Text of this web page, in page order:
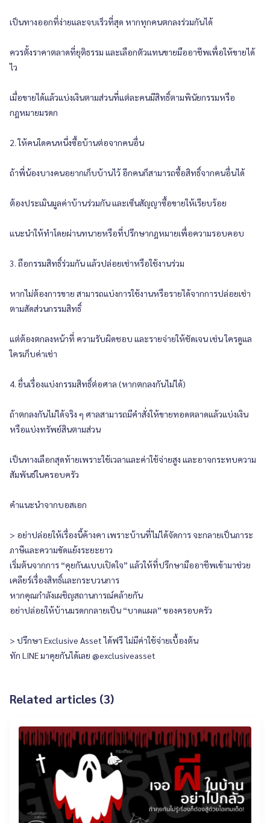
เป็นทางออกที่ง่ายและจบเร็วที่สุด หากทุกคนตกลงร่วมกันได้
ควรตั้งราคาตลาดที่ยุติธรรม และเลือกตัวแทนขายมืออาชีพเพื่อให้ขายได้
ไว
เมื่อขายได้แล้วแบ่งเงินตามส่วนที่แต่ละคนมีสิทธิ์ตามพินัยกรรมหรือ
กฎหมายมรดก
2. ให้คนใดคนหนึ่งซื้อบ้านต่อจากคนอื่น
ถ้าพี่น้องบางคนอยากเก็บบ้านไว้ อีกคนก็สามารถซื้อสิทธิ์จากคนอื่นได้
ต้องประเมินมูลค่าบ้านร่วมกัน และเซ็นสัญญาซื้อขายให้เรียบร้อย
แนะนำให้ทำโดยผ่านทนายหรือที่ปรึกษากฎหมายเพื่อความรอบคอบ
3. ถือกรรมสิทธิ์ร่วมกัน แล้วปล่อยเช่าหรือใช้งานร่วม
หากไม่ต้องการขาย สามารถแบ่งการใช้งานหรือรายได้จากการปล่อยเช่า
ตามสัดส่วนกรรมสิทธิ์
แต่ต้องตกลงหน้าที่ ความรับผิดชอบ และรายจ่ายให้ชัดเจน เช่น ใครดูแล
ใครเก็บค่าเช่า
4. ยื่นเรื่องแบ่งกรรมสิทธิ์ต่อศาล (หากตกลงกันไม่ได้)
ถ้าตกลงกันไม่ได้จริง ๆ ศาลสามารถมีคำสั่งให้ขายทอดตลาดแล้วแบ่งเงิน
หรือแบ่งทรัพย์สินตามส่วน
เป็นทางเลือกสุดท้ายเพราะใช้เวลาและค่าใช้จ่ายสูง และอาจกระทบความ
สัมพันธ์ในครอบครัว
คำแนะนำจากบอสเอก
> อย่าปล่อยให้เรื่องนี้ค้างคา เพราะบ้านที่ไม่ได้จัดการ จะกลายเป็นภาระ
ภาษีและความขัดแย้งระยะยาว
เริ่มต้นจากการ “คุยกันแบบเปิดใจ” แล้วให้ที่ปรึกษามืออาชีพเข้ามาช่วย
เคลียร์เรื่องสิทธิ์และกระบวนการ
หากคุณกำลังเผชิญสถานการณ์คล้ายกัน
อย่าปล่อยให้บ้านมรดกกลายเป็น “บาดแผล” ของครอบครัว
> ปรึกษา Exclusive Asset ได้ฟรี ไม่มีค่าใช้จ่ายเบื้องต้น
ทัก LINE มาคุยกันได้เลย @exclusiveasset
Related articles (3)